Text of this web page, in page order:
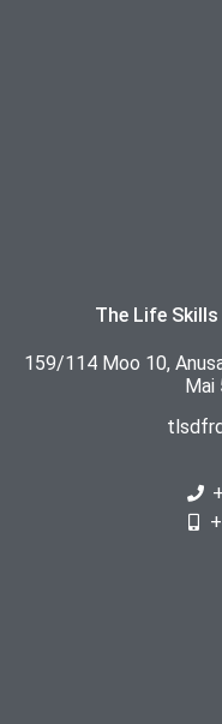
The Life
159/114 Moo 10,
Mai